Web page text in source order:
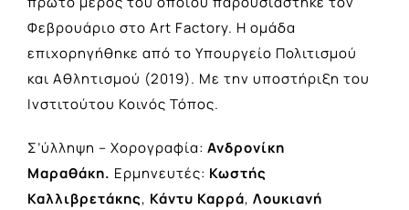
Φεβρουάριο στο Art Factory. Η ομάδα
επιχορηγήθηκε από το Υπουργείο Πολιτισμού
και Αθλητισμού (2019). Με την υποστήριξη του
Ινστιτούτου Κοινός Τόπος.
Σ’ύλληψη – Χορογραφία: Ανδρονίκη
Μαραθάκη. Ερμηνευτές: Κωστής
Καλλιβρετάκης, Κάντυ Καρρά, Λουκιανή